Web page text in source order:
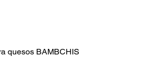
quesos BAMBCHIS